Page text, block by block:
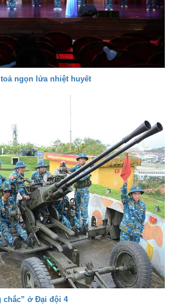
ngọn lửa nhiệt huyết
chắc” ở Đại đội 4